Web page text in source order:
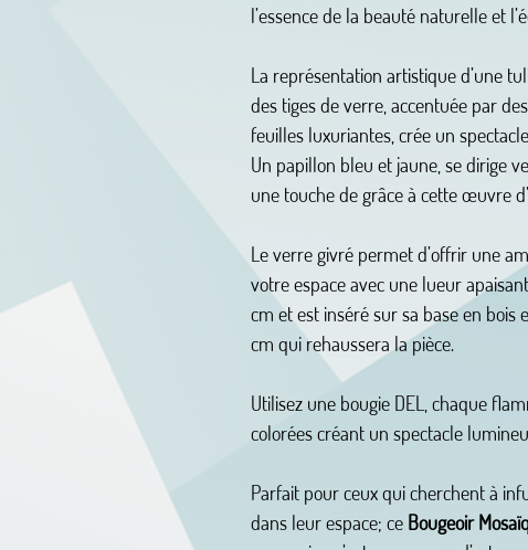
l’essence de la beauté naturelle et
La représentation artistique d’une
des tiges de verre, accentuée par
feuilles luxuriantes, crée un
Un papillon bleu et jaune, se dirige
une touche de grâce à cette œuvre
Le verre givré permet d’offrir une
votre espace avec une lueur
cm et est inséré sur sa base en bois
cm qui rehaussera la pièce.
Utilisez une bougie DEL, chaque
colorées créant un spectacle
Parfait pour ceux qui cherchent à
dans leur espace; ce Bougeoir